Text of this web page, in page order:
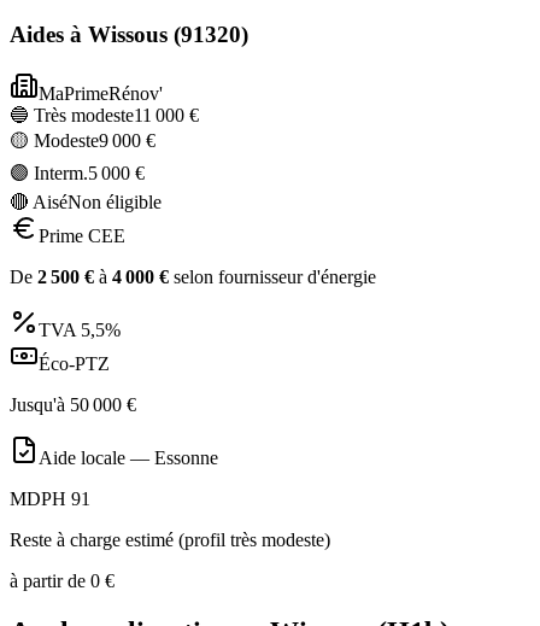
Aides à Wissous (91320)
MaPrimeRénov'
🔵 Très modeste11 000 €
🟡 Modeste9 000 €
🟣 Interm.5 000 €
🔴 AiséNon éligible
Prime CEE
De 2 500 € à 4 000 € selon fournisseur d'énergie
TVA 5,5%
Éco-PTZ
Jusqu'à 50 000 €
Aide locale — Essonne
MDPH 91
Reste à charge estimé (profil très modeste)
à partir de 0 €